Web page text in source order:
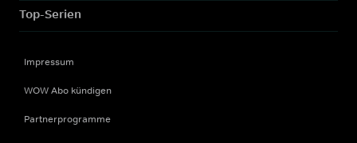
Top-Serien
Impressum
WOW Abo kündigen
Partnerprogramme